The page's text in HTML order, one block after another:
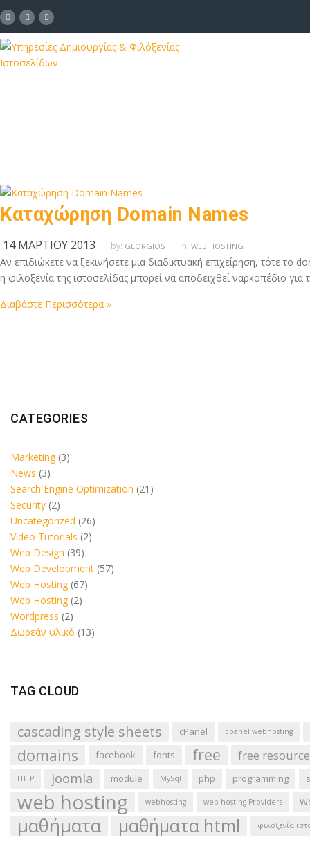
Καταχώρηση Domain Names
14 ΜΑΡΤΊΟΥ 2013 by: GEORGIOS in: WEB HOSTING
Αν επιδιώκετε να ξεκινήσετε μια διαδικτυακή επιχείρηση, τότε
η φιλοξενία της ιστοσελίδας μπορεί να αποδειχθεί ναρκοπέδιο
Διαβάστε Περισσότερα »
CATEGORIES
Marketing (3)
News (3)
Search Engine Optimization (21)
Security (2)
Uncategorized (26)
Video Tutorials (2)
Web Design (39)
Web Development (57)
Web Hosting (67)
Web Hosting (2)
Wordpress (2)
Δωρεάν υλικό (13)
TAG CLOUD
cascading style sheets cPanel cpanel webhosting
domains facebook fonts free free
HTTP joomla module MySql php programming
web hosting webhosting web hosting Providers
μαθήματα μαθήματα html φιλοξενία